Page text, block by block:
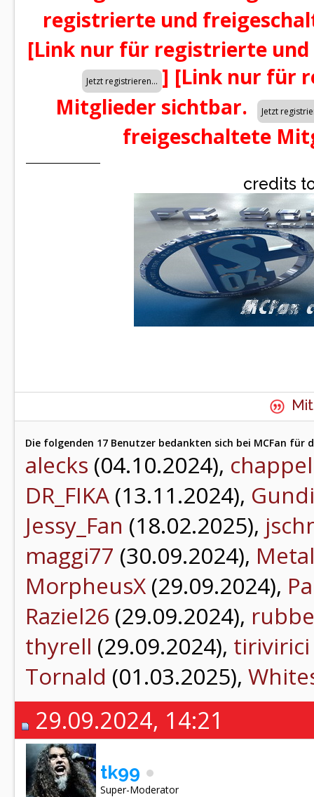
registrierte und
[Link nur für registrierte
] [Link nur für
Mitglieder sichtbar.
freigeschaltete
credits
Die folgenden 17 Benutzer bedankten sich bei MCFan für
alecks (04.10.2024),
DR_FIKA (13.11.2024),
Jessy_Fan (18.02.2025),
maggi77 (30.09.2024),
MorpheusX (29.09.2024),
Raziel26 (29.09.2024),
thyrell (29.09.2024), tirivirici
Tornald (01.03.2025),
29.09.2024, 14:21
tk99
Super-Moderator